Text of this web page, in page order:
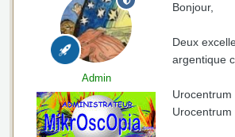
Admin
Bonjour,
Deux
argentique
Urocentrum